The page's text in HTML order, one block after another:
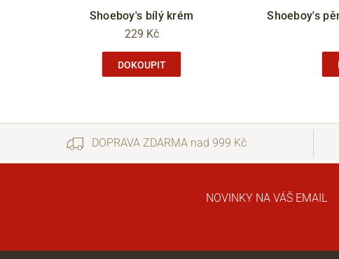
Shoeboy's bílý krém
229 Kč
DOKOUPIT
Shoeboy's
DOPRAVA ZDARMA nad 999 Kč
NOVINKY NA VÁŠ EMAIL